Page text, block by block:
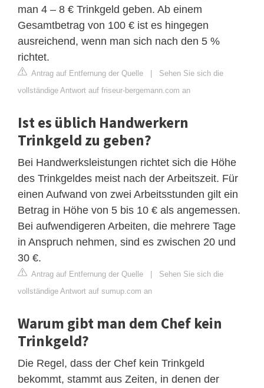
man 4 – 8 € Trinkgeld geben. Ab einem
Gesamtbetrag von 100 € ist es hingegen
ausreichend, wenn man sich nach den 5 %
richtet.
Antrag auf Entfernung der Quelle | Sehen Sie sich die
vollständige Antwort auf friseur-bergemann.com an
Ist es üblich Handwerkern
Trinkgeld zu geben?
Bei Handwerksleistungen richtet sich die Höhe
des Trinkgeldes meist nach der Arbeitszeit. Für
einen Aufwand von zwei Arbeitsstunden gilt ein
Betrag in Höhe von 5 bis 10 € als angemessen.
Bei aufwendigeren Arbeiten, die mehrere Tage
in Anspruch nehmen, sind es zwischen 20 und
30 €.
Antrag auf Entfernung der Quelle | Sehen Sie sich die
vollständige Antwort auf sumup.com an
Warum gibt man dem Chef kein
Trinkgeld?
Die Regel, dass der Chef kein Trinkgeld
bekommt, stammt aus Zeiten, in denen der